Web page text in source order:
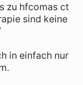
zu hfcomas ct
sind keine
in einfach nur